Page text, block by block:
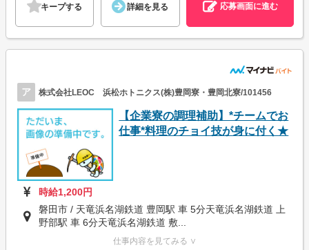
キープする 詳細を見る 応募画面に進む
ア 株式会社LEOC 浜松ホトニクス(株)豊岡寮・豊岡北寮/101456
【企業寮の調理補助】*チームでお
仕事*料理のチョイ技が身に付く★
時給1,200円
磐田市 / 天竜浜名湖鉄道 豊岡駅 車 5分天竜浜名湖鉄道 上
野部駅 車 6分天竜浜名湖鉄道 敷...
仕事内容を見てみる ∨